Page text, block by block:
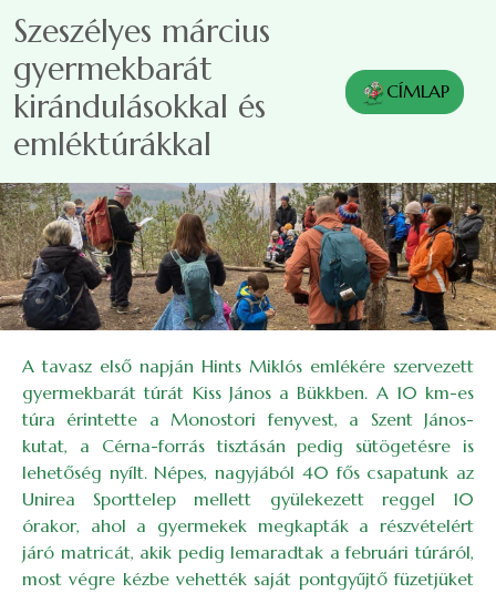
Szeszélyes március
gyermekbarát
kirándulásokkal és
emléktúrákkal
CÍMLAP
A tavasz első napján Hints Miklós emlékére szervezett
gyermekbarát túrát Kiss János a Bükkben. A 10 km-es
túra érintette a Monostori fenyvest, a Szent János-
kutat, a Cérna-forrás tisztásán pedig sütögetésre is
lehetőség nyílt. Népes, nagyjából 40 fős csapatunk az
Unirea Sporttelep mellett gyülekezett reggel 10
órakor, ahol a gyermekek megkapták a részvételért
járó matricát, akik pedig lemaradtak a februári túráról,
most végre kézbe vehették saját pontgyűjtő füzetjüket